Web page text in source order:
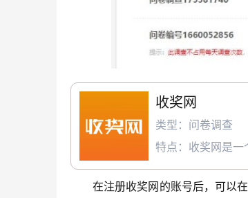
收奖网
类型：问卷调查
特点：收奖网是一
在注册收奖网的账号后，可以